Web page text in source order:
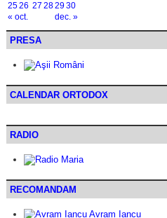
« oct. dec. »
2526 27 282930
PRESA
CALENDAR ORTODOX
RADIO
RECOMANDAM
Avram Iancu